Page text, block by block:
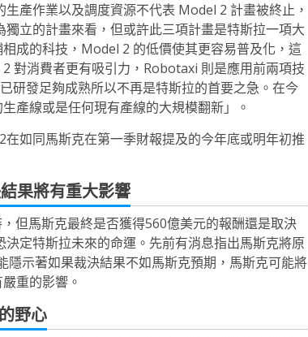
產作業以及調度資源不代表 Model 2 計畫被終止，
立的計畫來看，但或許此三項計畫是特斯拉一項大
成的科技，Model 2 的低價使其更容易普及化，這
對消費者更有吸引力，Robotaxi 則是應用前兩項技
研發足夠成熟所以不再是特斯拉的首要之急。在今
產線或是任何現有產線的大規模翻新」。
如同馬斯克在第一季財報提及的今年底或明年初推
果將有重大影響
但馬斯克最終是否獲得560億美元的報酬還是取決
定特斯拉未來的命運。先前有消息指出馬斯克將原
隱示著如果裁決結果不如馬斯克預期，馬斯克可能將
重的影響。
野心